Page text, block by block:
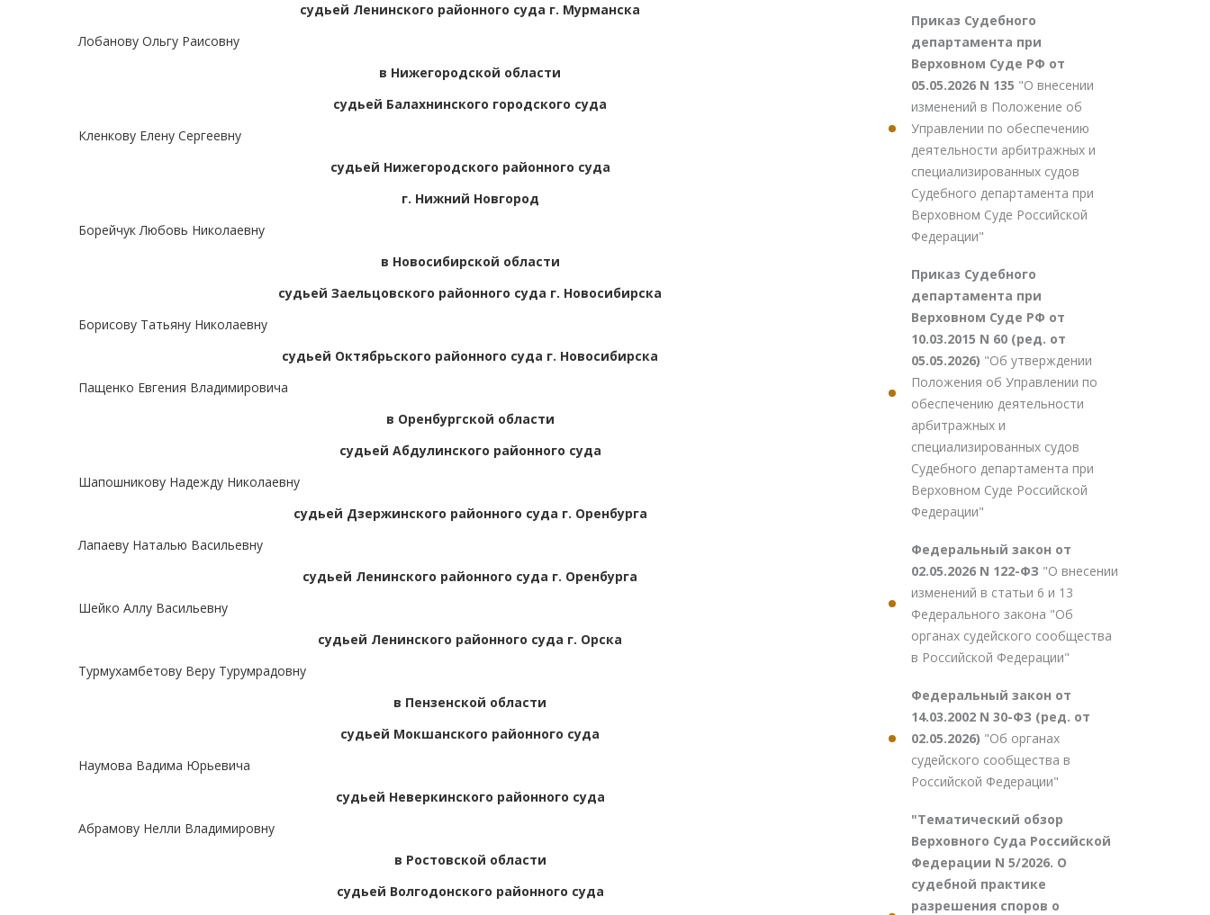
судьей Ленинского районного суда г. Мурманска
Лобанову Ольгу Раисовну
в Нижегородской области
судьей Балахнинского городского суда
Кленкову Елену Сергеевну
судьей Нижегородского районного суда
г. Нижний Новгород
Борейчук Любовь Николаевну
в Новосибирской области
судьей Заельцовского районного суда г. Новосибирска
Борисову Татьяну Николаевну
судьей Октябрьского районного суда г. Новосибирска
Пащенко Евгения Владимировича
в Оренбургской области
судьей Абдулинского районного суда
Шапошникову Надежду Николаевну
судьей Дзержинского районного суда г. Оренбурга
Лапаеву Наталью Васильевну
судьей Ленинского районного суда г. Оренбурга
Шейко Аллу Васильевну
судьей Ленинского районного суда г. Орска
Турмухамбетову Веру Турумрадовну
в Пензенской области
судьей Мокшанского районного суда
Наумова Вадима Юрьевича
судьей Неверкинского районного суда
Абрамову Нелли Владимировну
в Ростовской области
судьей Волгодонского районного суда
Приказ Судебного
департамента при
Верховном Суде РФ от
05.05.2026 N 135 "О внесении
изменений в Положение об
Управлении по обеспечению
деятельности арбитражных и
специализированных судов
Судебного департамента при
Верховном Суде Российской
Федерации"
Приказ Судебного
департамента при
Верховном Суде РФ от
10.03.2015 N 60 (ред. от
05.05.2026) "Об утверждении
Положения об Управлении по
обеспечению деятельности
арбитражных и
специализированных судов
Судебного департамента при
Верховном Суде Российской
Федерации"
Федеральный закон от
02.05.2026 N 122-ФЗ "О внесении
изменений в статьи 6 и 13
Федерального закона "Об
органах судейского сообщества
в Российской Федерации"
Федеральный закон от
14.03.2002 N 30-ФЗ (ред. от
02.05.2026) "Об органах
судейского сообщества в
Российской Федерации"
"Тематический обзор
Верховного Суда Российской
Федерации N 5/2026. О
судебной практике
разрешения споров о